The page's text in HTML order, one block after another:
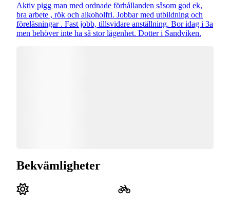
Aktiv pigg man med ordnade förhållanden såsom god ek,
bra arbete , rök och alkoholfri. Jobbar med utbildning och
föreläsningar . Fast jobb, tillsvidare anställning. Bor idag i 3a
men behöver inte ha så stor lägenhet. Dotter i Sandviken.
Bekvämligheter